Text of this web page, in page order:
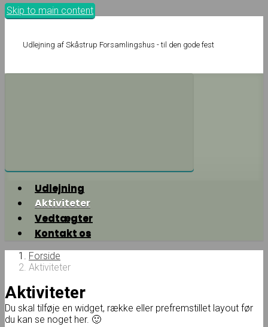
Skip to main content
Udlejning af Skåstrup Forsamlingshus - til den gode fest
Udlejning
Aktiviteter
Vedtægter
Kontakt os
Forside
Aktiviteter
Aktiviteter
Du skal tilføje en widget, række eller prefremstillet layout før
du kan se noget her. 🙂